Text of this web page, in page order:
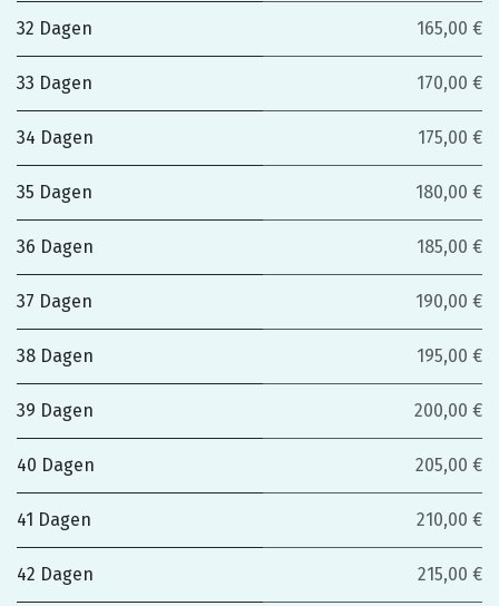
32 Dagen 165,00 €
33 Dagen 170,00 €
34 Dagen 175,00 €
35 Dagen 180,00 €
36 Dagen 185,00 €
37 Dagen 190,00 €
38 Dagen 195,00 €
39 Dagen 200,00 €
40 Dagen 205,00 €
41 Dagen 210,00 €
42 Dagen 215,00 €